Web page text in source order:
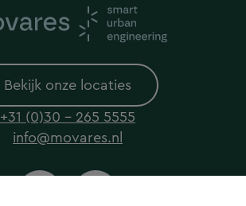
Bekijk onze locaties
+31 (0)30 - 265 5555
info@movares.nl